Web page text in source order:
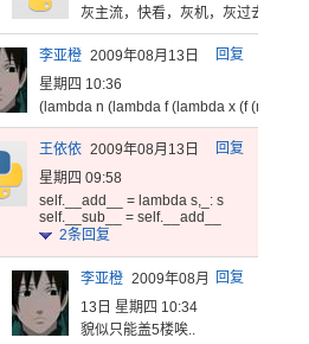
灰主流，快看，灰机， 灰过去了，
回复
李亚橙 2009年08月13日
星期四 10:36
(lambda n (lambda f (lambda x (f (n f x)))))
回复
王依依 2009年08月13日
星期四 09:58
self.__add__ = lambda s,_: s
self.__sub__ = self.__add__
2条回复
回复
李亚橙 2009年08月
13日 星期四 10:34
貌似只能盖5楼唉..